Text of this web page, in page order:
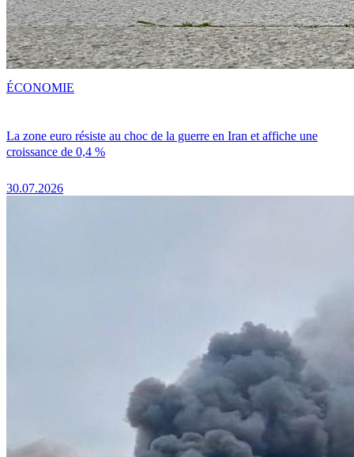
La zone euro résiste au choc de la guerre en Iran et affiche une
croissance de 0,4 %
30.07.2026
ÉCONOMIE